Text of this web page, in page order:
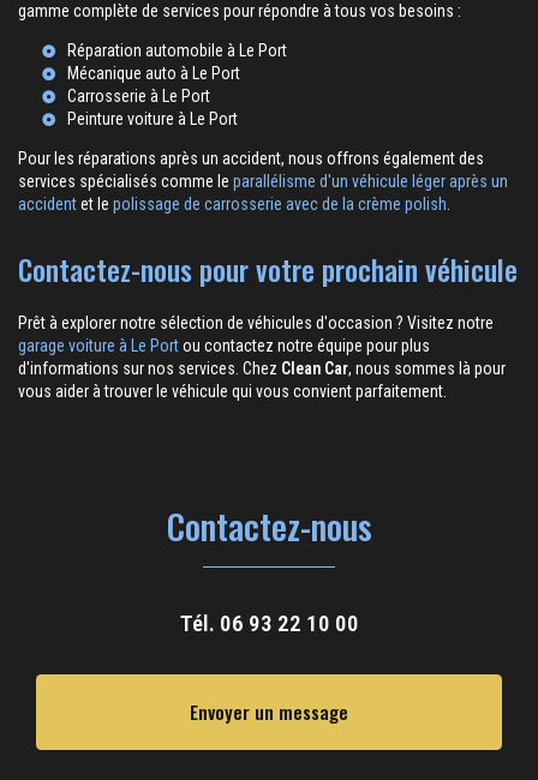
gamme complète de services pour répondre à tous vos besoins :
Réparation automobile à Le Port
Mécanique auto à Le Port
Carrosserie à Le Port
Peinture voiture à Le Port
Pour les réparations après un accident, nous offrons également des
services spécialisés comme le parallélisme d'un véhicule léger après un
accidentet le polissage de carrosserie avec de la crème polish
Contactez-nous pour votre prochain véhicule
Prêt à explorer notre sélection de véhicules d'occasion ? Visitez notre
garage voiture à Le Portou contactez notre équipe pour plus
d'informations sur nos services. Chez Clean Car, nous sommes là pour
vous aider à trouver le véhicule qui vous convient parfaitement.
Contactez-nous
Tél. 06 93 22 10 00
Envoyer un message